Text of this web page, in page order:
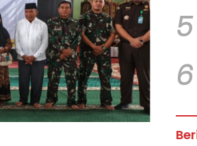
5
6